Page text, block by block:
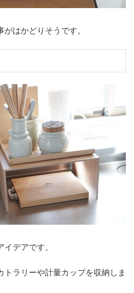
はかどりそうです。
デアです。
トラリーや計量カップを収納しま